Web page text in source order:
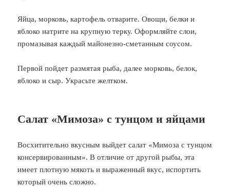
Яйца, морковь, картофель отварите. Овощи, белки и
яблоко натрите на крупную терку. Оформляйте слои,
промазывая каждый майонезно-сметанным соусом.
Первой пойдет размятая рыба, далее морковь, белок,
яблоко и сыр. Украсьте желтком.
Салат «Мимоза» с тунцом и яйцами
Восхитительно вкусным выйдет салат «Мимоза с тунцом
консервированным». В отличие от другой рыбы, эта
имеет плотную мякоть и выраженный вкус, испортить
который очень сложно.